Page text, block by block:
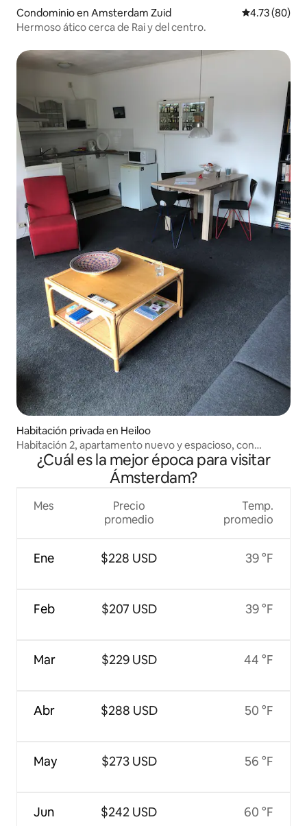
Condominio en Amsterdam Zuid Calificación
4.73 (80)
Hermoso ático cerca de Rai y del centro.
Habitación privada en Heiloo
Habitación 2, apartamento nuevo y espacioso, con
entrada privada
¿Cuál es la mejor época para visitar
Ámsterdam?
Mes
Ene
Feb
Mar
Abr
May
Jun
Precio
promedio
$228 USD
$207 USD
$229 USD
$288 USD
$273 USD
$242 USD
Temp.
promedio
39 °F
39 °F
44 °F
50 °F
56 °F
60 °F